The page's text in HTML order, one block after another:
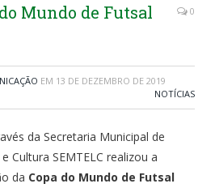
Mundo de Futsal
0
EM 13 DE DEZEMBRO DE 2019
NOTÍCIAS
da Secretaria Municipal de
Cultura SEMTELC realizou a
da Copa do Mundo de Futsal